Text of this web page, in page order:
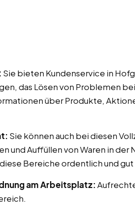
Sie bieten Kundenservice in
das Lösen von Problemen
über Produkte,
Sie können auch bei diesen
und Auffüllen von Waren in der
Bereiche ordentlich und
am Arbeitsplatz: